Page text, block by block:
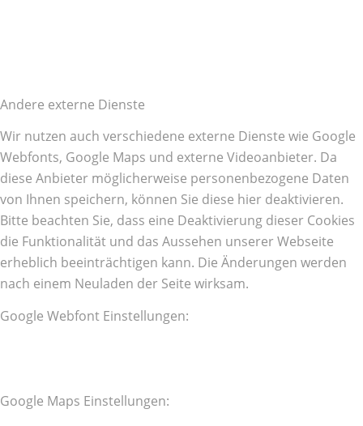
Andere externe Dienste
Wir nutzen auch verschiedene externe Dienste wie Google
Webfonts, Google Maps und externe Videoanbieter. Da
diese Anbieter möglicherweise personenbezogene Daten
von Ihnen speichern, können Sie diese hier deaktivieren.
Bitte beachten Sie, dass eine Deaktivierung dieser Cookies
die Funktionalität und das Aussehen unserer Webseite
erheblich beeinträchtigen kann. Die Änderungen werden
nach einem Neuladen der Seite wirksam.
Google Webfont Einstellungen:
Google Maps Einstellungen: